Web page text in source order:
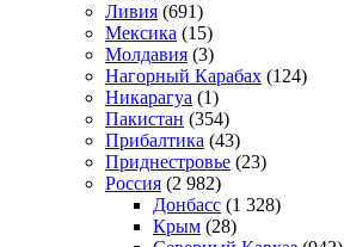
Ливия (691)
Мексика (15)
Молдавия (3)
Нагорный Карабах (124)
Никарагуа (1)
Пакистан (354)
Прибалтика (43)
Приднестровье (23)
Россия (2 982)
Донбасс (1 328)
Крым (28)